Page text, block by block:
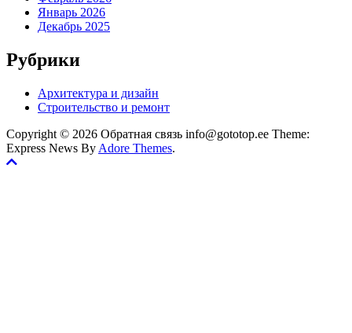
Январь 2026
Декабрь 2025
Рубрики
Архитектура и дизайн
Строительство и ремонт
Copyright © 2026 Обратная связь info@gototop.ee Theme:
Express News By Adore Themes.